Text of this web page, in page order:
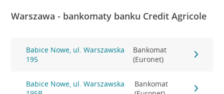
Warszawa - bankomaty banku Credit Agricole
Babice Nowe, ul. Warszawska
195
Bankomat
(Euronet)
Babice Nowe, ul. Warszawska
Bankomat